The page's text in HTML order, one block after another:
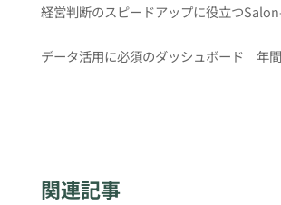
経営判断のスピードアップに役立つ
データ活用に必須のダッシュボード 年
関連記事